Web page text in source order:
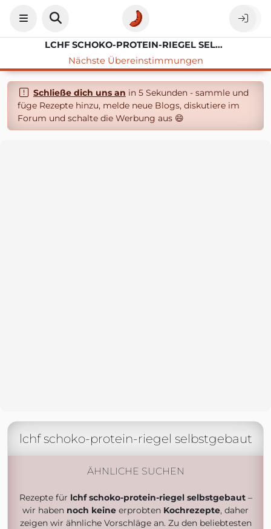
LCHF SCHOKO-PROTEIN-RIEGEL SELBSTGEBAUT
Nächste Übereinstimmungen
Schließe dich uns an in 5 Sekunden - sammle und
füge Rezepte hinzu, melde neue Blogs, diskutiere im
Forum und schalte die Werbung aus 😄
lchf schoko-protein-riegel selbstgebaut
ÄHNLICHE SUCHEN
Rezepte für lchf schoko-protein-riegel selbstgebaut–
wir haben noch keine erprobten Kochrezepte, daher
zeigen wir ähnliche Vorschläge an. Zu den beliebtesten